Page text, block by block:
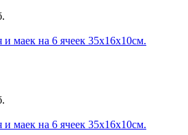
маек на 6 ячеек 35х16х10см.
маек на 6 ячеек 35х16х10см.